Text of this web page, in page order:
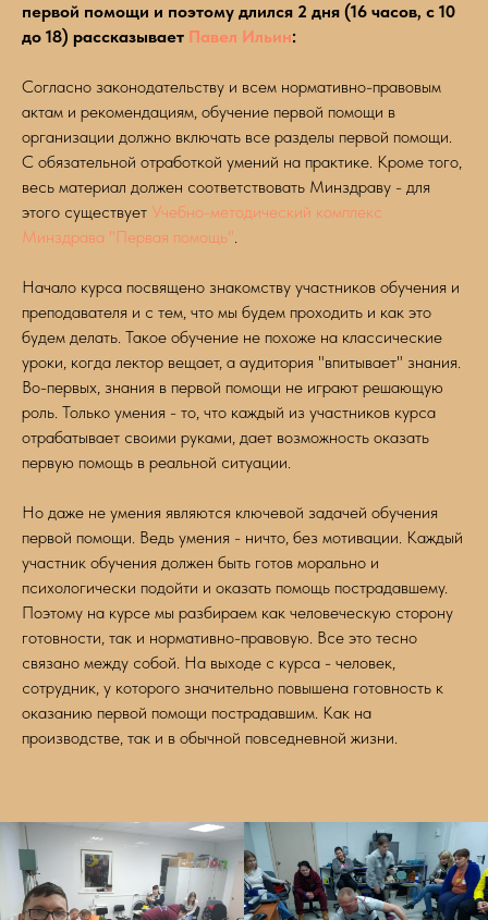
первой помощи и поэтому длился 2 дня (16 часов, с 10
до 18) рассказывает Павел Ильин:
Согласно законодательству и всем нормативно-правовым
актам и рекомендациям, обучение первой помощи в
организации должно включать все разделы первой помощи.
С обязательной отработкой умений на практике. Кроме того,
весь материал должен соответствовать Минздраву - для
этого существует Учебно-методический комплекс
Минздрава "Первая помощь".
Начало курса посвящено знакомству участников обучения и
преподавателя и с тем, что мы будем проходить и как это
будем делать. Такое обучение не похоже на классические
уроки, когда лектор вещает, а аудитория "впитывает" знания.
Во-первых, знания в первой помощи не играют решающую
роль. Только умения - то, что каждый из участников курса
отрабатывает своими руками, дает возможность оказать
первую помощь в реальной ситуации.
Но даже не умения являются ключевой задачей обучения
первой помощи. Ведь умения - ничто, без мотивации. Каждый
участник обучения должен быть готов морально и
психологически подойти и оказать помощь пострадавшему.
Поэтому на курсе мы разбираем как человеческую сторону
готовности, так и нормативно-правовую. Все это тесно
связано между собой. На выходе с курса - человек,
сотрудник, у которого значительно повышена готовность к
оказанию первой помощи пострадавшим. Как на
производстве, так и в обычной повседневной жизни.